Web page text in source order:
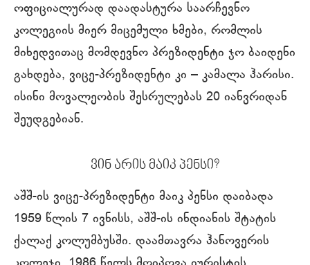
ოფიციალურად დაადასტურა საარჩევნო
კოლეგიის მიერ მიცემული ხმები, რომლის
მიხედვითაც მომდევნო პრეზიდენტი ჯო ბაიდენი
გახდება, ვიცე-პრეზიდენტი კი – კამალა ჰარისი.
ისინი მოვალეობის შესრულებას 20 იანვრიდან
შეუდგებიან.
ვინ არის მაიკ პენსი?
აშშ-ის ვიცე-პრეზიდენტი მაიკ პენსი დაიბადა
1959 წლის 7 ივნისს, აშშ-ის ინდიანის შტატის
ქალაქ კოლუმბუსში. დაამთავრა ჰანოვერის